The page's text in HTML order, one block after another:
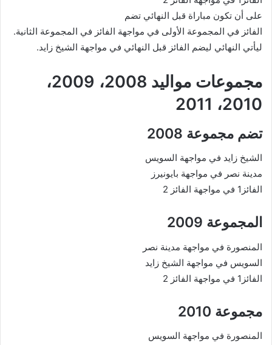
على أن تكون مباراة قبل النهائي تضم
الفائز في المجموعة الأولى في مواجهة الفائز في المجموعة الثانية.
ليأتي النهائي ليضم الفائز قبل النهائي في مواجهة الشيخ زايد.
مجموعات مواليد 2008، 2009،
2010، 2011
تضم مجموعة 2008
الشيخ زايد في مواجهة السويس
مدينة نصر في مواجهة بايونيرز
الفائز1 في مواجهة الفائز 2
المجموعة 2009
المنصورة في مواجهة مدينة نصر
السويس في مواجهة الشيخ زايد
الفائز1 في مواجهة الفائز 2
مجموعة 2010
المنصورة في مواجهة السويس